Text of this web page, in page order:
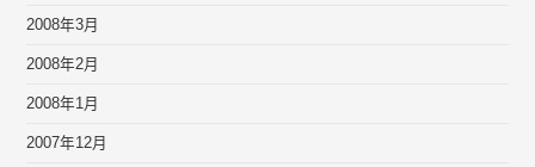
2008年3月
2008年2月
2008年1月
2007年12月